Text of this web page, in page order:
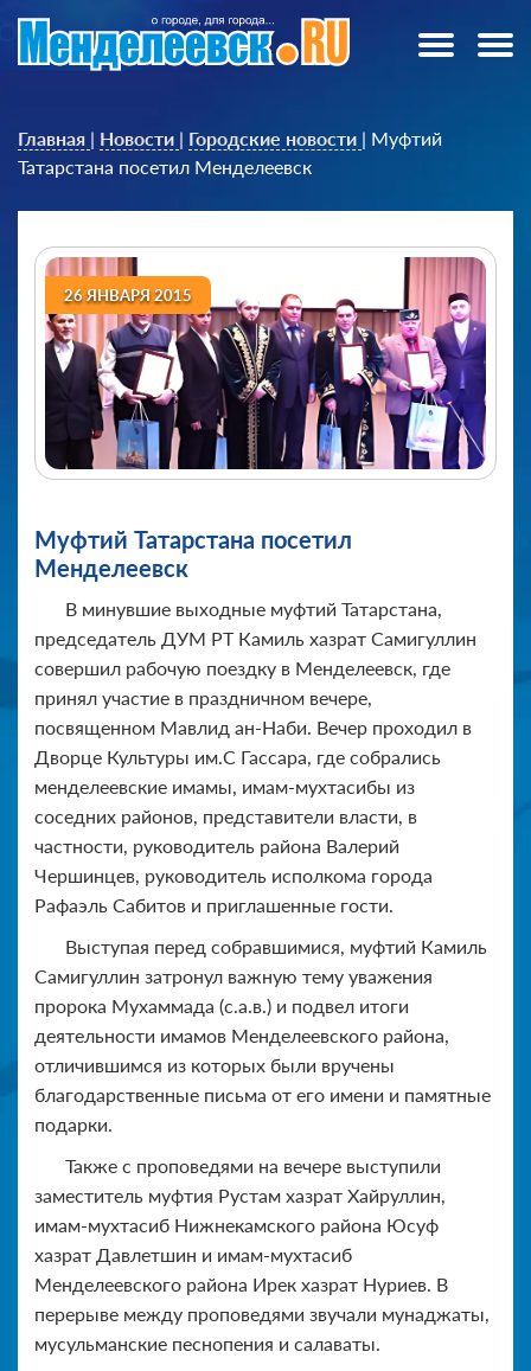
Главная | Новости | Городские новости | Муфтий
Татарстана посетил Менделеевск
26 ЯНВАРЯ 2015
Муфтий Татарстана посетил
Менделеевск
В минувшие выходные муфтий Татарстана,
председатель ДУМ РТ Камиль хазрат Самигуллин
совершил рабочую поездку в Менделеевск, где
принял участие в праздничном вечере,
посвященном Мавлид ан-Наби. Вечер проходил в
Дворце Культуры им.С Гассара, где собрались
менделеевские имамы, имам-мухтасибы из
соседних районов, представители власти, в
частности, руководитель района Валерий
Чершинцев, руководитель исполкома города
Рафаэль Сабитов и приглашенные гости.
Выступая перед собравшимися, муфтий Камиль
Самигуллин затронул важную тему уважения
пророка Мухаммада (с.а.в.) и подвел итоги
деятельности имамов Менделеевского района,
отличившимся из которых были вручены
благодарственные письма от его имени и памятные
подарки.
Также с проповедями на вечере выступили
заместитель муфтия Рустам хазрат Хайруллин,
имам-мухтасиб Нижнекамского района Юсуф
хазрат Давлетшин и имам-мухтасиб
Менделеевского района Ирек хазрат Нуриев. В
перерыве между проповедями звучали мунаджаты,
мусульманские песнопения и салаваты.